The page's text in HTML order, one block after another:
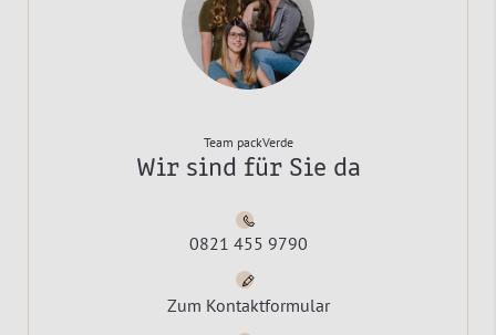
Team packVerde
Wir sind für Sie da
0821 455 9790
Zum Kontaktformular